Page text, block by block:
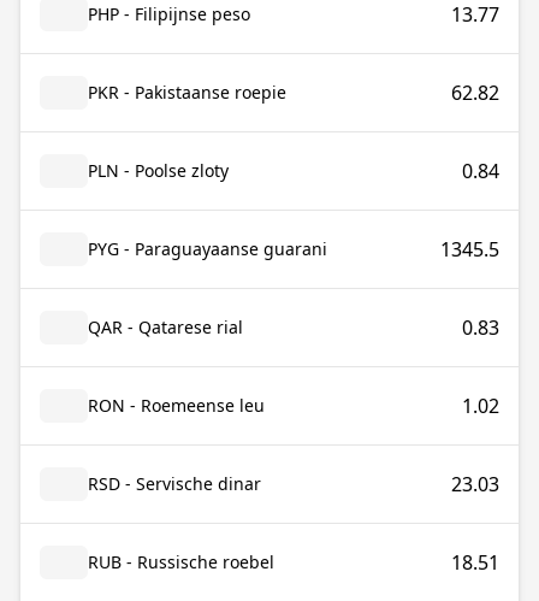
PHP - Filipijnse peso 13.77
PKR - Pakistaanse roepie 62.82
PLN - Poolse zloty 0.84
PYG - Paraguayaanse guarani 1345.5
QAR - Qatarese rial 0.83
RON - Roemeense leu 1.02
RSD - Servische dinar 23.03
RUB - Russische roebel 18.51